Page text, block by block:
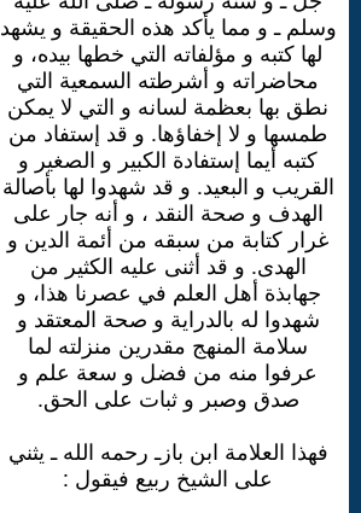
وسلم ـ و مما يأكد هذه الحقيقة و يشهد
لها كتبه و مؤلفاته التي خطها بيده، و
محاضراته و أشرطته السمعية التي
نطق بها بعظمة لسانه و التي لا يمكن
طمسها و لا إخفاؤها. و قد إستفاد من
كتبه أيما إستفادة الكبير و الصغير و
القريب و البعيد. و قد شهدوا لها بأصالة
الهدف و صحة النقد ، و أنه جار على
غرار كتابة من سبقه من أئمة الدين و
الهدى. و قد أثنى عليه الكثير من
جهابذة أهل العلم في عصرنا هذا، و
شهدوا له بالدراية و صحة المعتقد و
سلامة المنهج مقدرين منزلته لما
عرفوا منه من فضل و سعة علم و
صدق وصبر و ثبات على الحق.
فهذا العلامة ابن بازـ رحمه الله ـ يثني
على الشيخ ربيع فيقول :